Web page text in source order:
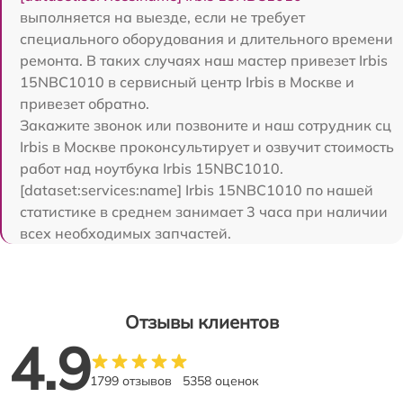
выполняется на выезде, если не требует
специального оборудования и длительного времени
ремонта. В таких случаях наш мастер привезет Irbis
15NBC1010 в сервисный центр Irbis в Москве и
привезет обратно.
Закажите звонок или позвоните и наш сотрудник сц
Irbis в Москве проконсультирует и озвучит стоимость
работ над ноутбука Irbis 15NBC1010.
[dataset:services:name] Irbis 15NBC1010 по нашей
статистике в среднем занимает 3 часа при наличии
всех необходимых запчастей.
Отзывы клиентов
4.91799 отзывов 5358 оценок